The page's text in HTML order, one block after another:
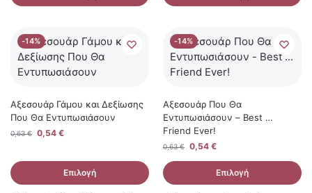
-14%
Αξεσουάρ Γάμου και Δεξίωσης
Που Θα Εντυπωσιάσουν
0,63€ 0,54 €
Επιλογή
-14%
Αξεσουάρ Που Θα
Εντυπωσιάσουν – Best …
Friend Ever!
0,63€ 0,54 €
Επιλογή